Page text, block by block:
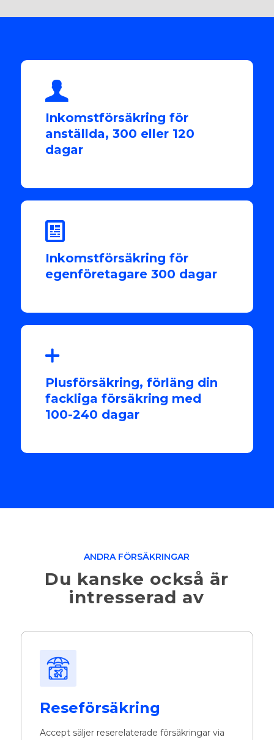
Inkomstförsäkring för
anställda, 300 eller 120
dagar
Inkomstförsäkring för
egenföretagare 300 dagar
Plusförsäkring, förläng din
fackliga försäkring med
100-240 dagar
ANDRA FÖRSÄKRINGAR
Du kanske också är
intresserad av
Reseförsäkring
Accept säljer reserelaterade försäkringar via